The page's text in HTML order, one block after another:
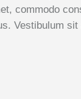
commodo
Vestibulum